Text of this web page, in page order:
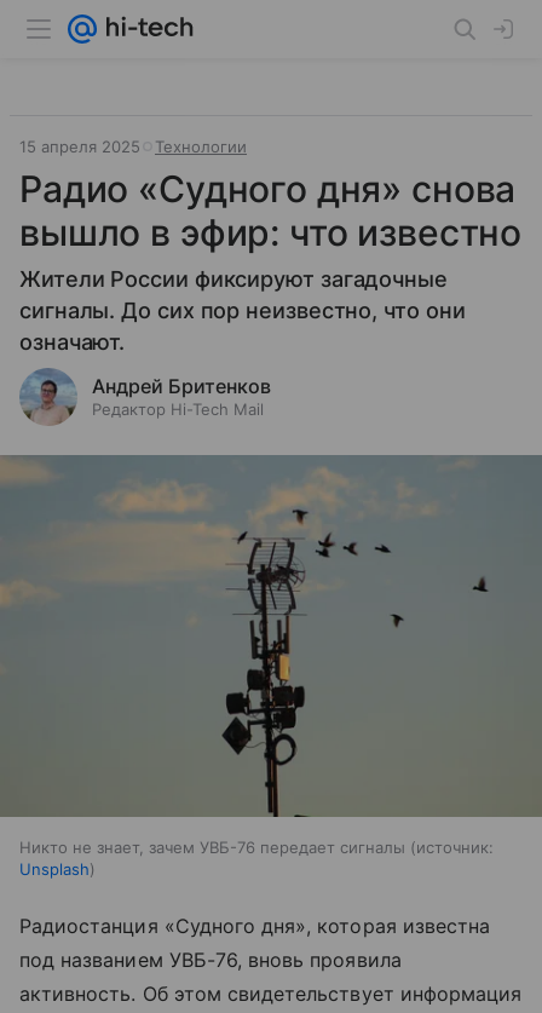
15 апреля 2025 Технологии
Радио «Судного дня» снова
вышло в эфир: что известно
Жители России фиксируют загадочные
сигналы. До сих пор неизвестно, что они
означают.
Андрей Бритенков
Редактор Hi-Tech Mail
Никто не знает, зачем УВБ-76 передает сигналы
источник:
Unsplash
Радиостанция «Судного дня», которая известна
под названием УВБ-76, вновь проявила
активность. Об этом свидетельствует информация